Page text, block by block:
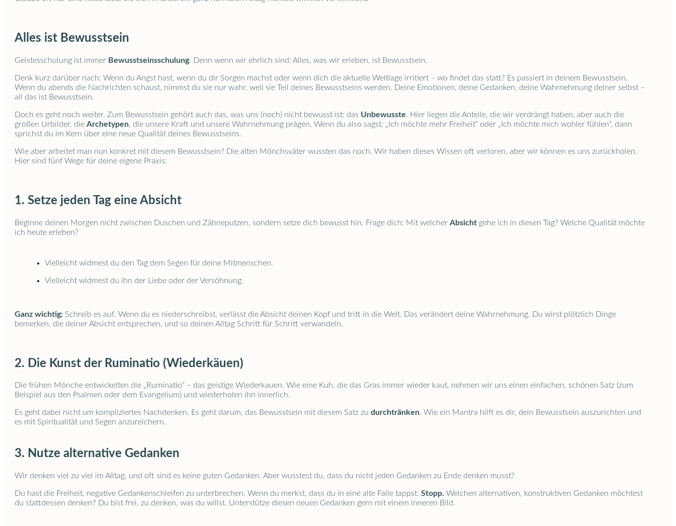
Alles ist Bewusstsein
Geistesschulung ist immer Bewusstseinsschulung. Denn wenn wir ehrlich sind: Alles, was wir erleben, ist Bewusstsein.
Denk kurz darüber nach: Wenn du Angst hast, wenn du dir Sorgen machst oder wenn dich die aktuelle Weltlage irritiert – wo findet das statt? Es passiert in deinem Bewusstsein.
Wenn du abends die Nachrichten schaust, nimmst du sie nur wahr, weil sie Teil deines Bewusstseins werden. Deine Emotionen, deine Gedanken, deine Wahrnehmung deiner selbst –
all das ist Bewusstsein.
Doch es geht noch weiter. Zum Bewusstsein gehört auch das, was uns (noch) nicht bewusst ist: das Unbewusste. Hier liegen die Anteile, die wir verdrängt haben, aber auch die
großen Urbilder, die Archetypen, die unsere Kraft und unsere Wahrnehmung prägen. Wenn du also sagst: „Ich möchte mehr Freiheit“ oder „Ich möchte mich wohler fühlen“, dann
sprichst du im Kern über eine neue Qualität deines Bewusstseins.
Wie aber arbeitet man nun konkret mit diesem Bewusstsein? Die alten Mönchsväter wussten das noch. Wir haben dieses Wissen oft verloren, aber wir können es uns zurückholen.
Hier sind fünf Wege für deine eigene Praxis:
1. Setze jeden Tag eine Absicht
Beginne deinen Morgen nicht zwischen Duschen und Zähneputzen, sondern setze dich bewusst hin. Frage dich: Mit welcher Absicht gehe ich in diesen Tag? Welche Qualität möchte
ich heute erleben?
Vielleicht widmest du den Tag dem Segen für deine Mitmenschen.
Vielleicht widmest du ihn der Liebe oder der Versöhnung.
Ganz wichtig: Schreib es auf. Wenn du es niederschreibst, verlässt die Absicht deinen Kopf und tritt in die Welt. Das verändert deine Wahrnehmung. Du wirst plötzlich Dinge
bemerken, die deiner Absicht entsprechen, und so deinen Alltag Schritt für Schritt verwandeln.
2. Die Kunst der Ruminatio (Wiederkäuen)
Die frühen Mönche entwickelten die „Ruminatio“ – das geistige Wiederkauen. Wie eine Kuh, die das Gras immer wieder kaut, nehmen wir uns einen einfachen, schönen Satz (zum
Beispiel aus den Psalmen oder dem Evangelium) und wiederholen ihn innerlich.
Es geht dabei nicht um kompliziertes Nachdenken. Es geht darum, das Bewusstsein mit diesem Satz zu durchtränken. Wie ein Mantra hilft es dir, dein Bewusstsein auszurichten und
es mit Spiritualität und Segen anzureichern.
3. Nutze alternative Gedanken
Wir denken viel zu viel im Alltag, und oft sind es keine guten Gedanken. Aber wusstest du, dass du nicht jeden Gedanken zu Ende denken musst?
Du hast die Freiheit, negative Gedankenschleifen zu unterbrechen. Wenn du merkst, dass du in eine alte Falle tappst: Stopp. Welchen alternativen, konstruktiven Gedanken möchtest
du stattdessen denken? Du bist frei, zu denken, was du willst. Unterstütze diesen neuen Gedanken gern mit einem inneren Bild.